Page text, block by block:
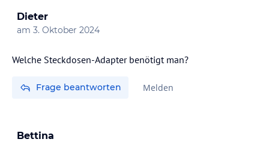
Allerdings liegt vor den Ocean View Zimmern natürlich
auch die Straße, stört aber nicht. Die Ocean View
oder zwei Queen Size Betten. Sie befinden sich in allen
Dieter
am 3. Oktober 2024
Welche Steckdosen-Adapter benötigt man?
Frage beantworten Melden
Bettina